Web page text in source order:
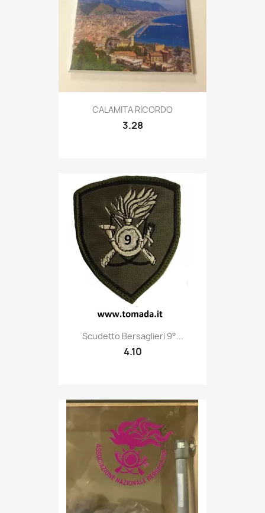
Quick view
CALAMITA RICORDO
3.28
Quick view
Scudetto Bersaglieri 9°...
4.10